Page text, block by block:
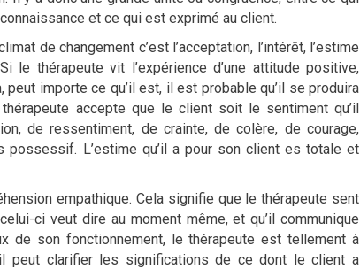
et ce qui est exprimé au client.
de changement c’est l’acceptation, l’intérêt, l’estime
le thérapeute vit l’expérience d’une attitude positive,
importe ce qu’il est, il est probable qu’il se produira
accepte que le client soit le sentiment qu’il
de ressentiment, de crainte, de colère, de courage,
possessif. L’estime qu’il a pour son client es totale et
empathique. Cela signifie que le thérapeute sent
ci veut dire au moment même, et qu’il communique
de son fonctionnement, le thérapeute est tellement à
il peut clarifier les significations de ce dont le client a